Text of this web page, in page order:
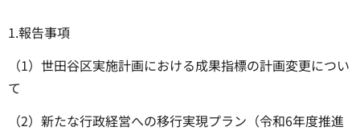
1.報告事項
（1）世田谷区実施計画における成果指標の計画変更につい
て
（2）新たな行政経営への移行実現プラン（令和6年度推進